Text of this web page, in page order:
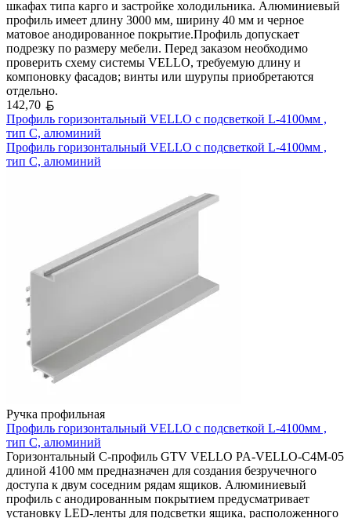
шкафах типа карго и застройке холодильника. Алюминиевый
профиль имеет длину 3000 мм, ширину 40 мм и черное
матовое анодированное покрытие.Профиль допускает
подрезку по размеру мебели. Перед заказом необходимо
проверить схему системы VELLO, требуемую длину и
компоновку фасадов; винты или шурупы приобретаются
отдельно.
142,70
Профиль горизонтальный VELLO с подсветкой L-4100мм ,
тип С, алюминий
Профиль горизонтальный VELLO с подсветкой L-4100мм ,
тип С, алюминий
Ручка профильная
Профиль горизонтальный VELLO с подсветкой L-4100мм ,
тип С, алюминий
Горизонтальный C-профиль GTV VELLO PA-VELLO-C4M-05
длиной 4100 мм предназначен для создания безручечного
доступа к двум соседним рядам ящиков. Алюминиевый
профиль с анодированным покрытием предусматривает
установку LED-ленты для подсветки ящика, расположенного